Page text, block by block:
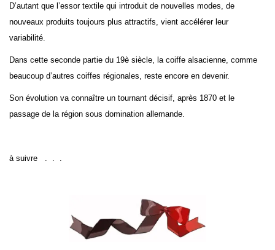
D’autant que l’essor textile qui introduit de nouvelles modes, de
nouveaux produits toujours plus attractifs, vient accélérer leur
variabilité.
Dans cette seconde partie du 19è siècle, la coiffe alsacienne, comme
beaucoup d’autres coiffes régionales, reste encore en devenir.
Son évolution va connaître un tournant décisif, après 1870 et le
passage de la région sous domination allemande.
à suivre . . .